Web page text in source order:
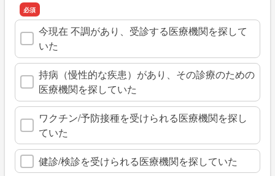
今現在 不調があり、受診する医療機関を探して
いた
持病（慢性的な疾患）があり、その診療のための
医療機関を探していた
ワクチン/予防接種を受けられる医療機関を探し
ていた
健診/検診を受けられる医療機関を探していた